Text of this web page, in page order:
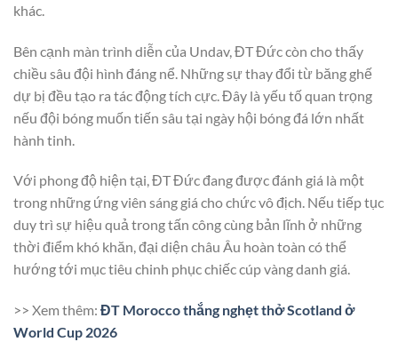
khác.
Bên cạnh màn trình diễn của Undav, ĐT Đức còn cho thấy
chiều sâu đội hình đáng nể. Những sự thay đổi từ băng ghế
dự bị đều tạo ra tác động tích cực. Đây là yếu tố quan trọng
nếu đội bóng muốn tiến sâu tại ngày hội bóng đá lớn nhất
hành tinh.
Với phong độ hiện tại, ĐT Đức đang được đánh giá là một
trong những ứng viên sáng giá cho chức vô địch. Nếu tiếp tục
duy trì sự hiệu quả trong tấn công cùng bản lĩnh ở những
thời điểm khó khăn, đại diện châu Âu hoàn toàn có thể
hướng tới mục tiêu chinh phục chiếc cúp vàng danh giá.
>> Xem thêm: ĐT Morocco thắng nghẹt thở Scotland ở
World Cup 2026